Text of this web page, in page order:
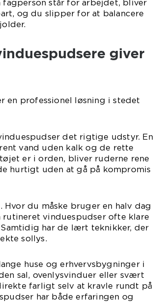
står for arbejdet, bliver
og du slipper for at balancere
giver
en professionel løsning i stedet
det rigtige udstyr. En
vand uden kalk og de rette
er i orden, bliver ruderne rene
hurtigt uden at gå på kompromis
du måske bruger en halv dag
rutineret vinduespudser ofte klare
har de lært teknikker, der
sollys.
huse og erhvervsbygninger i
sal, ovenlysvinduer eller svært
farligt selv at kravle rundt på
har både erfaringen og